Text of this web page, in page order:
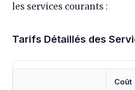
les services courants :
Tarifs Détaillés des
Coût